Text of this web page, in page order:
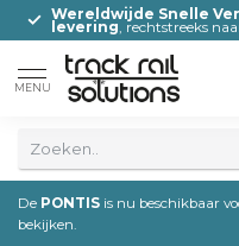
Wereldwijde Snelle
levering, rechtstreeks
MENU
De PONTIS is nu beschikbaar
bekijken.